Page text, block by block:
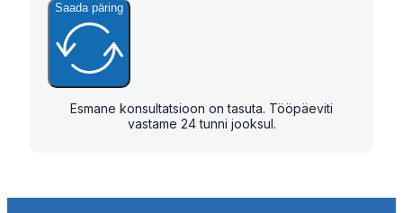
Saada päring
Esmane konsultatsioon on tasuta. Tööpäeviti
vastame 24 tunni jooksul.